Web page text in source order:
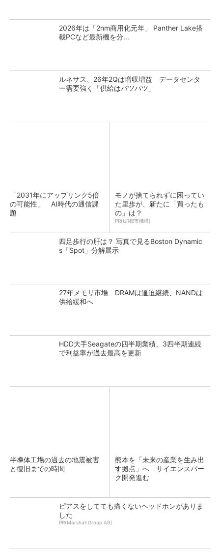
2026年は「2nm商用化元年」 Panther Lake搭
載PCなど最新機を分...
ルネサス、26年2Qは増収増益 データセンタ
ー需要強く「供給はパツパツ」
「2031年にアップリンク5倍
の可能性」 AI時代の通信課
題
モノが捨てられずに困ってい
た里歩が、新たに「買ったも
の」は？
PR(UR都市機構)
四足歩行の肝は？ 写真で見るBoston Dynamic
s「Spot」分解展示
27年メモリ市場 DRAMは逼迫継続、NANDは
供給緩和へ
HDD大手Seagateの四半期業績、3四半期連続
で利益率が過去最高を更新
半導体工場の過去の地震被害
と復旧までの時間
熊本を「未来の産業を生み出
す拠点」へ サイエンスパー
ク開発進む
ピアスをしてても痛くないヘッドホンがありま
した
PR(Marshall Group AB)